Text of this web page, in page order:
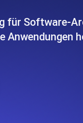
für Software-
Anwendungen